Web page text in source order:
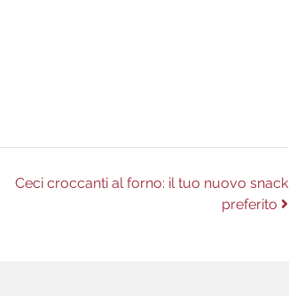
Next
Ceci croccanti al forno: il tuo nuovo snack
preferito